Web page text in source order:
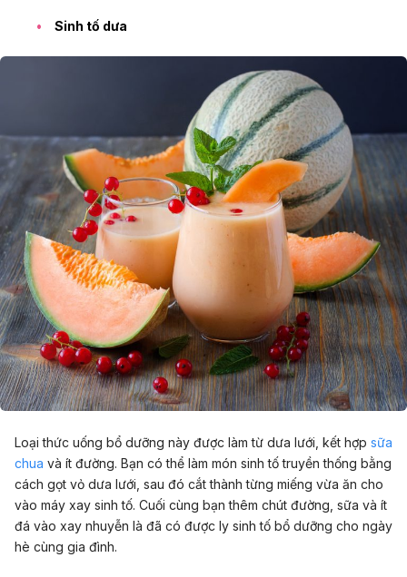
Sinh tố dưa
Loại thức uống bổ dưỡng này được làm từ dưa lưới, kết hợp sữa
chua và ít đường. Bạn có thể làm món sinh tố truyền thống bằng
cách gọt vỏ dưa lưới, sau đó cắt thành từng miếng vừa ăn cho
vào máy xay sinh tố. Cuối cùng bạn thêm chút đường, sữa và ít
đá vào xay nhuyễn là đã có được ly sinh tố bổ dưỡng cho ngày
hè cùng gia đình.